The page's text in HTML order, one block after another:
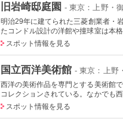
旧岩崎邸庭園 - 東京：上野・
明治29年に建てられた三菱創業者・
たコンドル設計の洋館や撞球室は本
スポット情報を見る
国立西洋美術館 - 東京：上野
西洋の美術作品を専門とする美術館
コレクションされている。なかでも
スポット情報を見る